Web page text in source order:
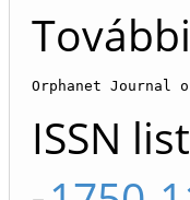
Orphanet Journal
ISSN